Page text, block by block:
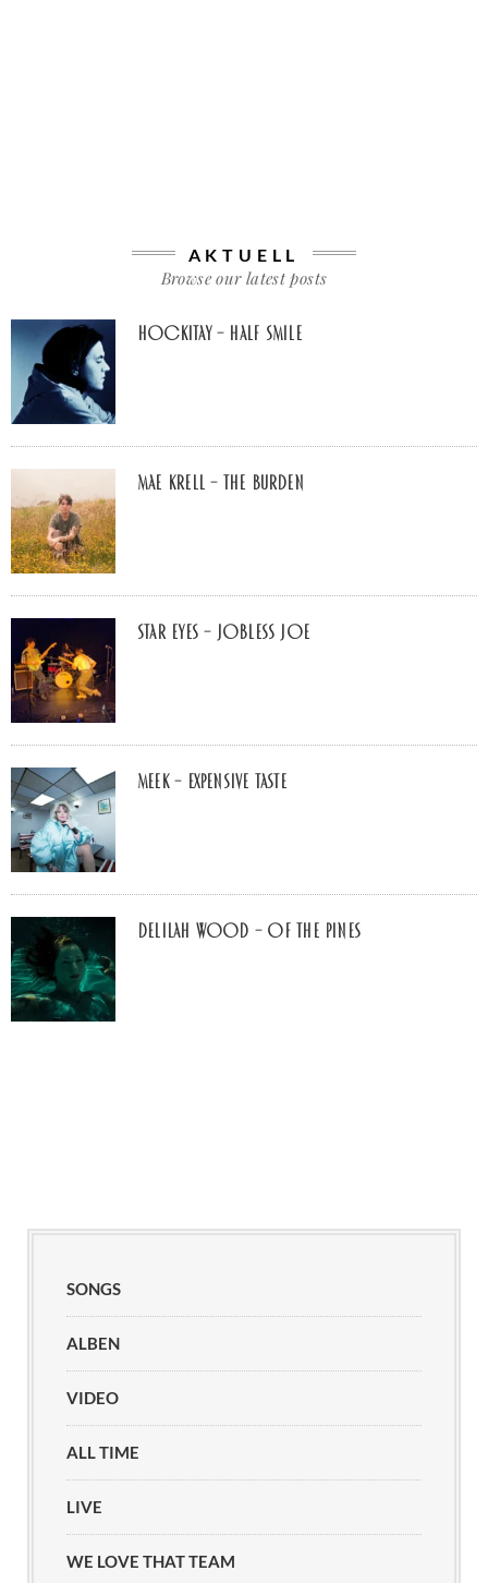
AKTUELL
Browse our latest posts
Hockitay – half smile
Mae Krell – the burden
Star Eyes – Jobless Joe
MEEK – Expensive Taste
Delilah Wood – of the pines
SONGS
ALBEN
VIDEO
ALL TIME
LIVE
WE LOVE THAT TEAM